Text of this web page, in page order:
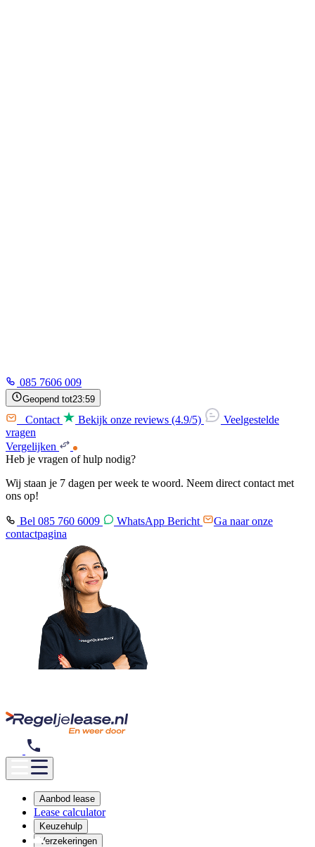
085 7606 009
Geopend tot 23:59
Contact
vragen
Heb je vragen of hulp nodig?
ons op!
Bel 085 760 6009
contactpagina
Aanbod lease
Lease calculator